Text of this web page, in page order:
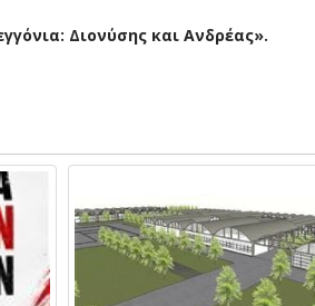
Διονύσης και Ανδρέας».